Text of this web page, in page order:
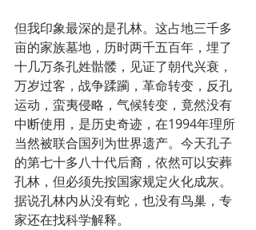
但我印象最深的是孔林。这占地三千多
亩的家族墓地，历时两千五百年，埋了
十几万条孔姓骷髅，见证了朝代兴衰，
万岁过客，战争蹂躏，革命转变，反孔
运动，蛮夷侵略，气候转变，竟然没有
中断使用，是历史奇迹，在1994年理所
当然被联合国列为世界遗产。今天孔子
的第七十多八十代后裔，依然可以安葬
孔林，但必须先按国家规定火化成灰。
据说孔林内从没有蛇，也没有鸟巢，专
家还在找科学解释。